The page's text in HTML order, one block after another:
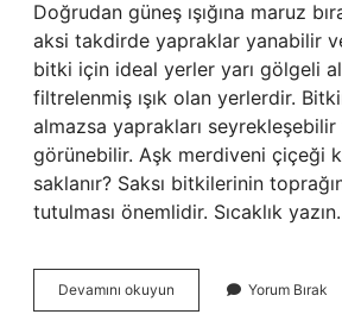
Doğrudan güneş ışığına maruz
aksi takdirde yapraklar yanabilir
bitki için ideal yerler yarı gölgeli
filtrelenmiş ışık olan yerlerdir.
almazsa yaprakları seyrekleşebilir
görünebilir. Aşk merdiveni çiçeği
saklanır? Saksı bitkilerinin
tutulması önemlidir. Sıcaklık
Devamını okuyun
Merdiveni
Yorum Bırak